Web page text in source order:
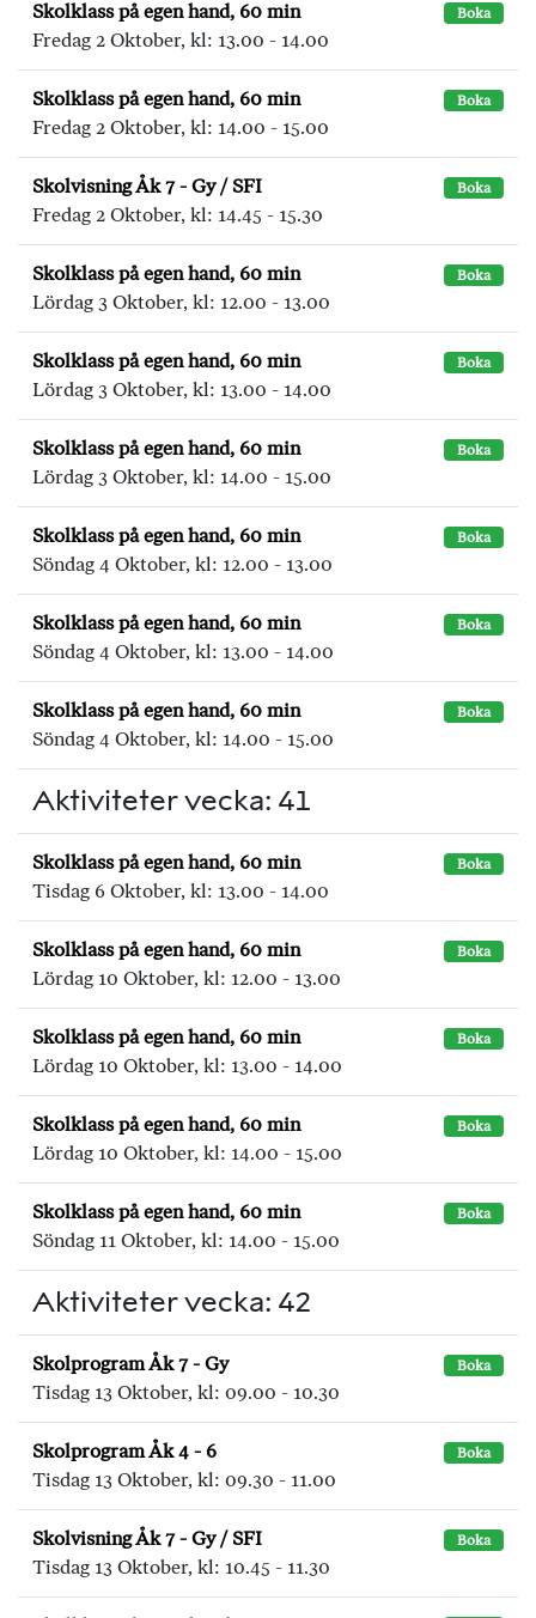
Skolklass på egen hand, 60 min Boka
Fredag 2 Oktober, kl: 13.00 - 14.00
Skolklass på egen hand, 60 min Boka
Fredag 2 Oktober, kl: 14.00 - 15.00
Skolvisning Åk 7 - Gy / SFI Boka
Fredag 2 Oktober, kl: 14.45 - 15.30
Skolklass på egen hand, 60 min Boka
Lördag 3 Oktober, kl: 12.00 - 13.00
Skolklass på egen hand, 60 min Boka
Lördag 3 Oktober, kl: 13.00 - 14.00
Skolklass på egen hand, 60 min Boka
Lördag 3 Oktober, kl: 14.00 - 15.00
Skolklass på egen hand, 60 min Boka
Söndag 4 Oktober, kl: 12.00 - 13.00
Skolklass på egen hand, 60 min Boka
Söndag 4 Oktober, kl: 13.00 - 14.00
Skolklass på egen hand, 60 min Boka
Söndag 4 Oktober, kl: 14.00 - 15.00
Aktiviteter vecka: 41
Skolklass på egen hand, 60 min Boka
Tisdag 6 Oktober, kl: 13.00 - 14.00
Skolklass på egen hand, 60 min Boka
Lördag 10 Oktober, kl: 12.00 - 13.00
Skolklass på egen hand, 60 min Boka
Lördag 10 Oktober, kl: 13.00 - 14.00
Skolklass på egen hand, 60 min Boka
Lördag 10 Oktober, kl: 14.00 - 15.00
Skolklass på egen hand, 60 min Boka
Söndag 11 Oktober, kl: 14.00 - 15.00
Aktiviteter vecka: 42
Skolprogram Åk 7 - Gy Boka
Tisdag 13 Oktober, kl: 09.00 - 10.30
Skolprogram Åk 4 - 6 Boka
Tisdag 13 Oktober, kl: 09.30 - 11.00
Skolvisning Åk 7 - Gy / SFI Boka
Tisdag 13 Oktober, kl: 10.45 - 11.30